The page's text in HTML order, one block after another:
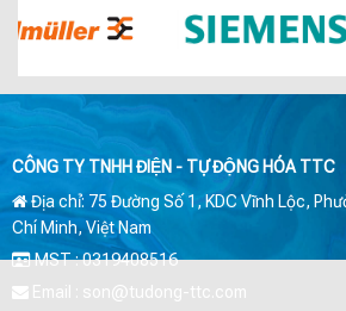
CÔNG TY TNHH ĐIỆN - TỰ ĐỘNG HÓA TTC
Địa chỉ: 75 Đường Số 1, KDC Vĩnh Lộc,
Chí Minh, Việt Nam
MST : 0319408516
Email : son@tudong-ttc.com